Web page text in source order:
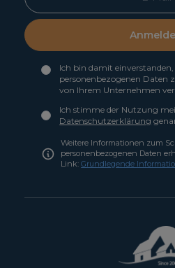
Ich bin damit einverstanden,
personenbezogenen Daten
von Ihrem Unternehmen
Ich stimme der Nutzung
Datenschutzerklärung
Weitere Informationen zum
personenbezogenen Daten
Link:Grundlegende